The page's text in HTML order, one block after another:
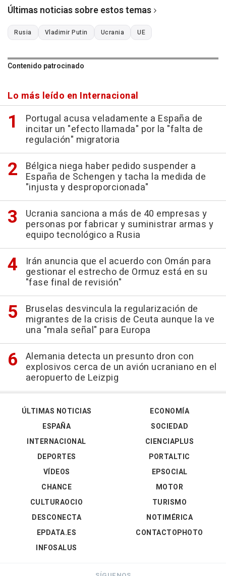
Últimas noticias sobre estos temas
Rusia Vladimir Putin Ucrania UE
Contenido patrocinado
Lo más leído en Internacional
Portugal acusa veladamente a España de
incitar un "efecto llamada" por la "falta de
regulación" migratoria
Bélgica niega haber pedido suspender a
España de Schengen y tacha la medida de
"injusta y desproporcionada"
Ucrania sanciona a más de 40 empresas y
personas por fabricar y suministrar armas y
equipo tecnológico a Rusia
Irán anuncia que el acuerdo con Omán para
gestionar el estrecho de Ormuz está en su
"fase final de revisión"
Bruselas desvincula la regularización de
migrantes de la crisis de Ceuta aunque la ve
una "mala señal" para Europa
Alemania detecta un presunto dron con
explosivos cerca de un avión ucraniano en el
aeropuerto de Leizpig
ÚLTIMAS NOTICIAS
ESPAÑA
INTERNACIONAL
DEPORTES
VÍDEOS
ECONOMÍA
SOCIEDAD
CIENCIAPLUS
PORTALTIC
EPSOCIAL
CHANCE
CULTURAOCIO
DESCONECTA
EPDATA.ES
INFOSALUS
MOTOR
TURISMO
NOTIMÉRICA
CONTACTOPHOTO